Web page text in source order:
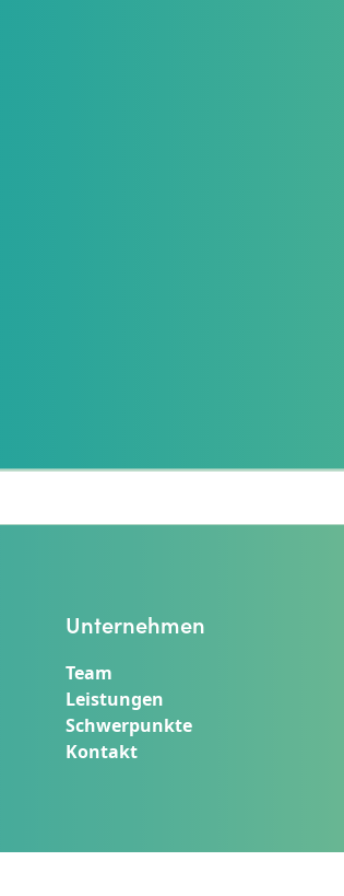
Unternehmen
Team
Leistungen
Schwerpunkte
Kontakt